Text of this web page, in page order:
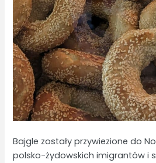
Bajgle zostały przywiezione do
polsko-żydowskich imigrantów i